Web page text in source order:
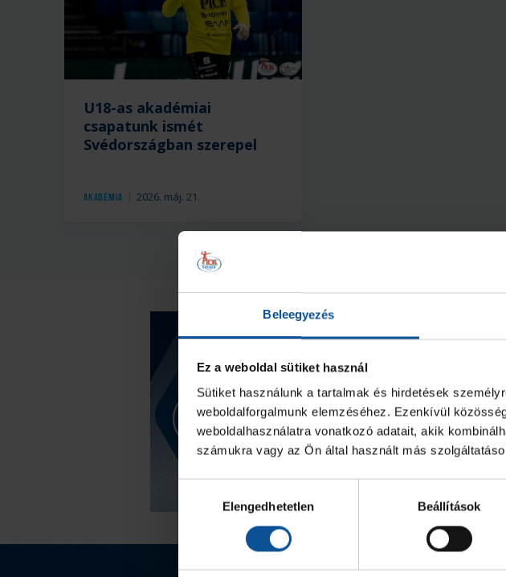
Beleegyezés
Ez a weboldal sütiket használ
Sütiket használunk a tartalmak és hirdetések
weboldalforgalmunk elemzéséhez. Ezenkívül
weboldalhasználatra vonatkozó adatait, akik
számukra vagy az Ön által használt más
kiválasztásaElengedhetetlen Beállítások
Akadémia 2026. máj. 21.
U18-as akadémiai
csapatunk ismét
Svédországban szerepel